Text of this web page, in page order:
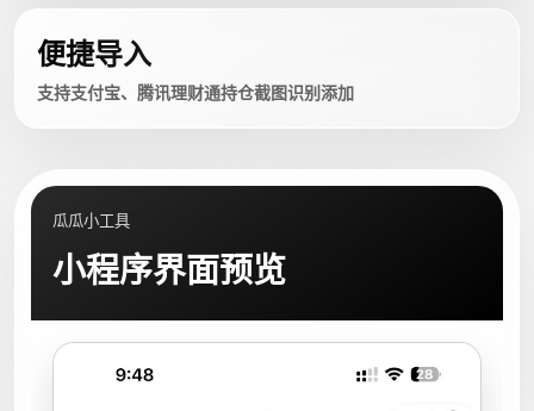
便捷导入
支持支付宝、腾讯理财通持仓截图识别添加
瓜瓜小工具
小程序界面预览